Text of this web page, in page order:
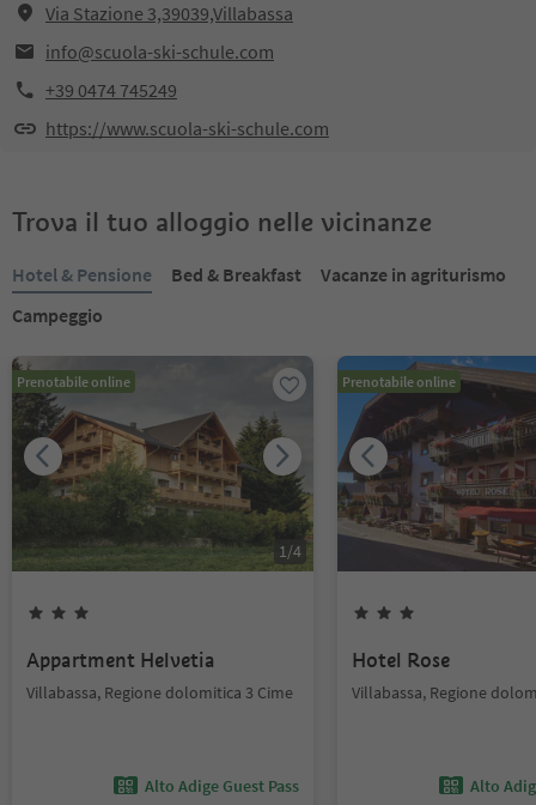
Via Stazione 3,39039,Villabassa
info@scuola-ski-schule.com
+39 0474 745249
https://www.scuola-ski-schule.com
Trova il tuo alloggio nelle vicinanze
Hotel & Pensione Bed & Breakfast
Vacanze in agriturismo
Campeggio
Prenotabile online
1/4
Appartment Helvetia
Villabassa, Regione dolomitica 3 Cime
Alto Adige Guest Pass
Prenotabile online
Hotel Rose
Villabassa, Regione
Alto